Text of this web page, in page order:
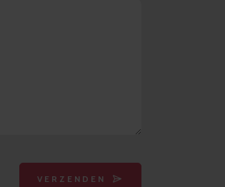
VERZENDEN